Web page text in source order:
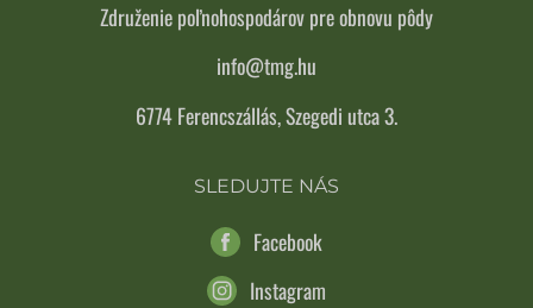
Združenie poľnohospodárov pre obnovu pôdy
info@tmg.hu
6774 Ferencszállás, Szegedi utca 3.
SLEDUJTE NÁS
Facebook
Instagram